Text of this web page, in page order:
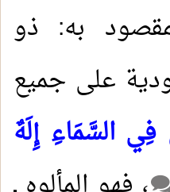
به: ذو
على جميع
السَّمَاءِ إِلَهٌ